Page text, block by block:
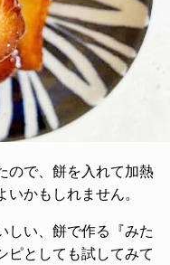
ので、餅を入れて加熱
かもしれません。
しい、餅で作る『みた
ピとしても試してみて